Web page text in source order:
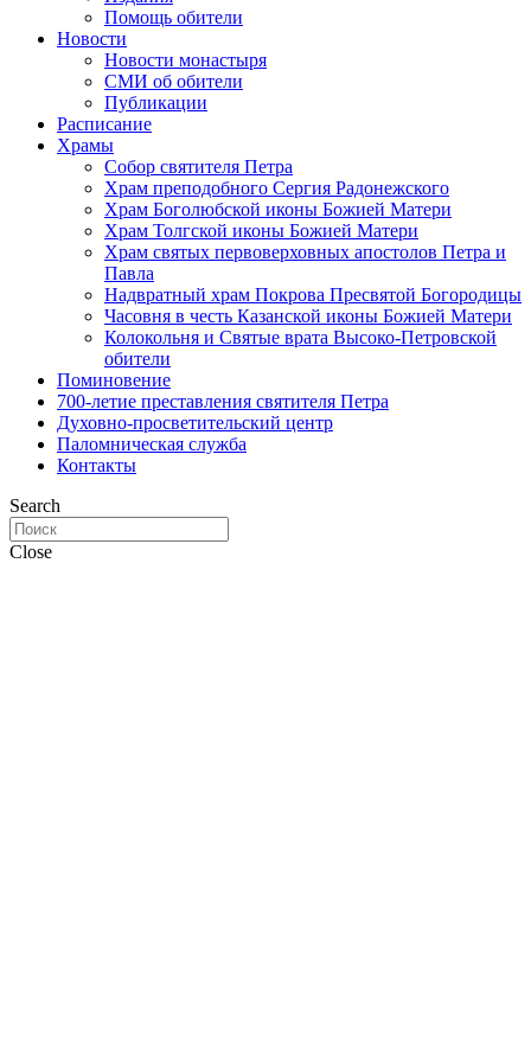
Помощь обители
Новости
Новости монастыря
СМИ об обители
Публикации
Расписание
Храмы
Собор святителя Петра
Храм преподобного Сергия Радонежского
Храм Боголюбской иконы Божией Матери
Храм Толгской иконы Божией Матери
Храм святых первоверховных апостолов Петра и
Павла
Надвратный храм Покрова Пресвятой Богородицы
Часовня в честь Казанской иконы Божией Матери
Колокольня и Святые врата Высоко-Петровской
обители
Поминовение
700-летие преставления святителя Петра
Духовно-просветительский центр
Паломническая служба
Контакты
Search
Close